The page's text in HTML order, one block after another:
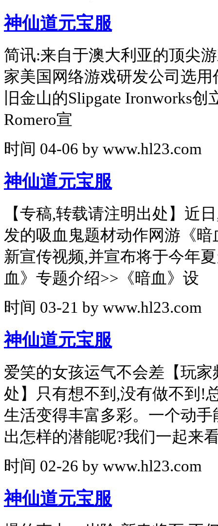
神仙道元宝服
简讯:来自于澳大利亚的顶尖
家美国网络游戏研发公司选
旧金山的Slipgate Ironworks
Romero宣
时间 04-06 by www.hl23.com
神仙道元宝服
【专稿,转载请注明出处】近
发的吸血鬼题材动作网游《
新宣传视频,并宣布将于今年
血》专题介绍>>《暗血》设
时间 03-21 by www.hl23.com
神仙道元宝服
爱笑的女孩运气不会差【玩
处】只有想不到,没有做不到!
生活变得丰富多彩。一个动
出怎样的潜能呢?我们一起来
时间 02-26 by www.hl23.com
神仙道元宝服